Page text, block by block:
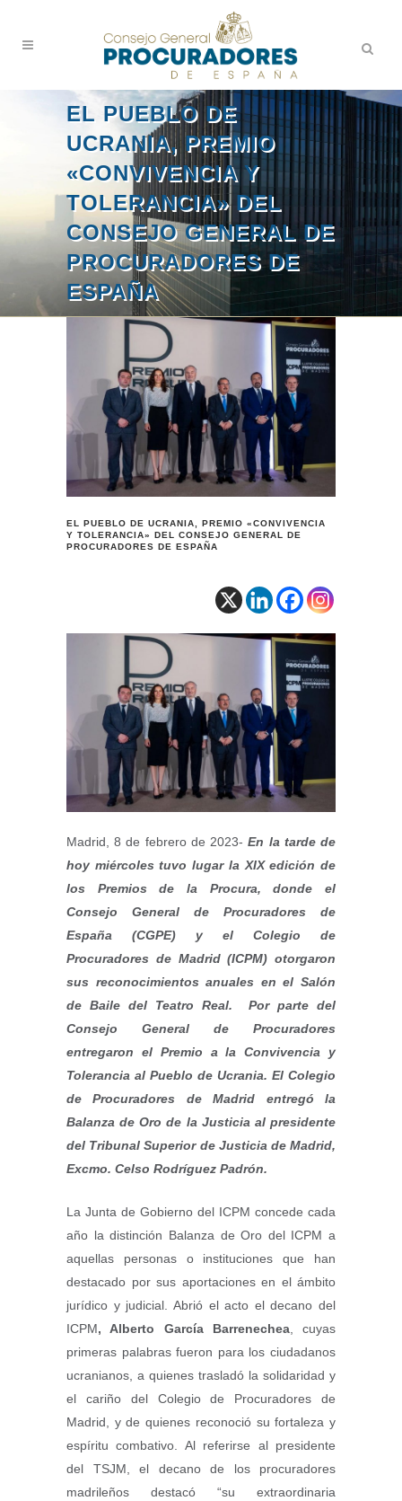
EL PUEBLO DE
UCRANIA, PREMIO
«CONVIVENCIA Y
TOLERANCIA» DEL
CONSEJO GENERAL DE
PROCURADORES DE
ESPAÑA
EL PUEBLO DE UCRANIA, PREMIO «CONVIVENCIA
Y TOLERANCIA» DEL CONSEJO GENERAL DE
PROCURADORES DE ESPAÑA
Madrid, 8 de febrero de 2023-En la tarde de
hoy miércoles tuvo lugar la XIX edición de
los Premios de la Procura, donde el
Consejo General de Procuradores de
España (CGPE) y el Colegio de
Procuradores de Madrid (ICPM) otorgaron
sus reconocimientos anuales en el Salón
de Baile del Teatro Real. Por parte del
Consejo General de Procuradores
entregaron el Premio a la Convivencia y
Tolerancia al Pueblo de Ucrania. El Colegio
de Procuradores de Madrid entregó la
Balanza de Oro de la Justicia al presidente
del Tribunal Superior de Justicia de Madrid,
Excmo. Celso Rodríguez Padrón.
La Junta de Gobierno del ICPM concede cada
año la distinción Balanza de Oro del ICPM a
aquellas personas o instituciones que han
destacado por sus aportaciones en el ámbito
jurídico y judicial. Abrió el acto el decano del
ICPM, Alberto García Barrenechea, cuyas
primeras palabras fueron para los ciudadanos
ucranianos, a quienes trasladó la solidaridad y
el cariño del Colegio de Procuradores de
Madrid, y de quienes reconoció su fortaleza y
espíritu combativo. Al referirse al presidente
del TSJM, el decano de los procuradores
madrileños destacó “su extraordinaria